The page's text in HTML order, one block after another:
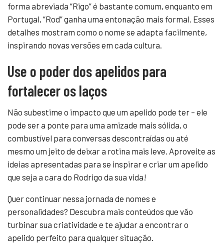
forma abreviada “Rigo” é bastante comum, enquanto em
Portugal, “Rod” ganha uma entonação mais formal. Esses
detalhes mostram como o nome se adapta facilmente,
inspirando novas versões em cada cultura.
Use o poder dos apelidos para
fortalecer os laços
Não subestime o impacto que um apelido pode ter – ele
pode ser a ponte para uma amizade mais sólida, o
combustível para conversas descontraídas ou até
mesmo um jeito de deixar a rotina mais leve. Aproveite as
ideias apresentadas para se inspirar e criar um apelido
que seja a cara do Rodrigo da sua vida!
Quer continuar nessa jornada de nomes e
personalidades? Descubra mais conteúdos que vão
turbinar sua criatividade e te ajudar a encontrar o
apelido perfeito para qualquer situação.